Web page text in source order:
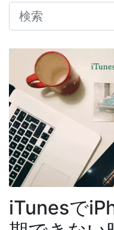
iTunesで